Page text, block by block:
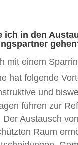
ich in den
mit einem
hat fol­gende
und
führen zur
Der Aus­tausch
Raum